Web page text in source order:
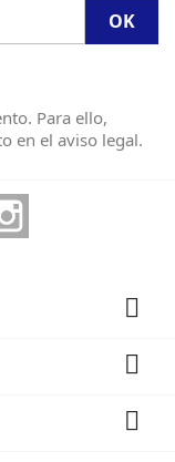
Para ello,
en el aviso legal.


